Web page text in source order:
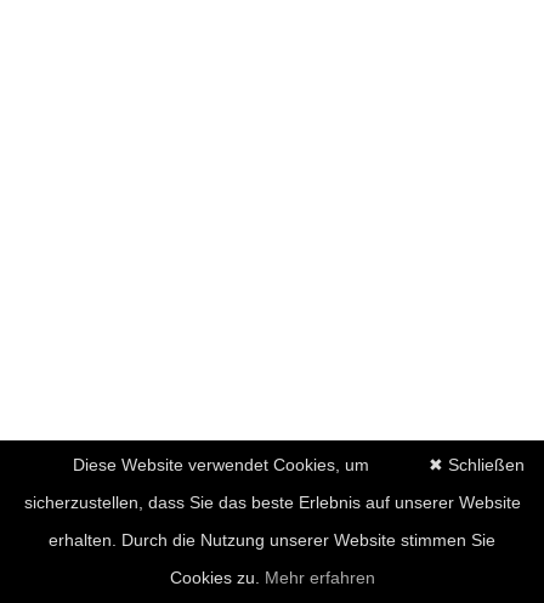
✖ Schließen
Diese Website verwendet Cookies, um
sicherzustellen, dass Sie das beste Erlebnis auf unserer Website
erhalten. Durch die Nutzung unserer Website stimmen Sie
Cookies zu. Mehr erfahren